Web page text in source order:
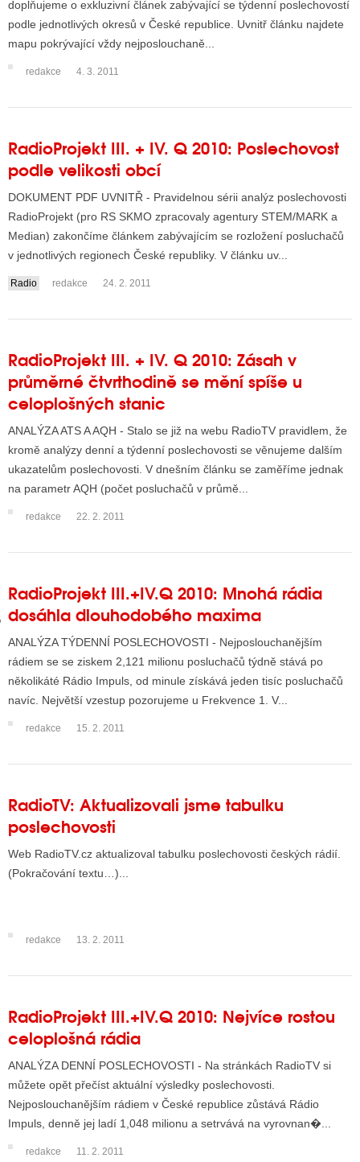
TELEVIZE
INTERNET
STRÁNKY RÁDIÍ
STÁT BLOGEREM
STARŠÍCH DISKUZÍ
doplňujeme o exkluzivní článek zabývající se týdenní poslechovostí
podle jednotlivých okresů v České republice. Uvnitř článku najdete
mapu pokrývající vždy nejposlouchaně...
redakce 4. 3. 2011
RadioProjekt III. + IV. Q 2010: Poslechovost
podle velikosti obcí
DOKUMENT PDF UVNITŘ - Pravidelnou sérii analýz poslechovosti
RadioProjekt (pro RS SKMO zpracovaly agentury STEM/MARK a
Median) zakončíme článkem zabývajícím se rozložení posluchačů
v jednotlivých regionech České republiky. V článku uv...
Radio redakce 24. 2. 2011
RadioProjekt III. + IV. Q 2010: Zásah v
průměrné čtvrthodině se mění spíše u
celoplošných stanic
ANALÝZA ATS A AQH - Stalo se již na webu RadioTV pravidlem, že
kromě analýzy denní a týdenní poslechovosti se věnujeme dalším
ukazatelům poslechovosti. V dnešním článku se zaměříme jednak
na parametr AQH (počet posluchačů v průmě...
redakce 22. 2. 2011
RadioProjekt III.+IV.Q 2010: Mnohá rádia
dosáhla dlouhodobého maxima
ANALÝZA TÝDENNÍ POSLECHOVOSTI - Nejposlouchanějším
rádiem se se ziskem 2,121 milionu posluchačů týdně stává po
několikáté Rádio Impuls, od minule získává jeden tisíc posluchačů
navíc. Největší vzestup pozorujeme u Frekvence 1. V...
redakce 15. 2. 2011
RadioTV: Aktualizovali jsme tabulku
poslechovosti
Web RadioTV.cz aktualizoval tabulku poslechovosti českých rádií.
(Pokračování textu…)...
redakce 13. 2. 2011
RadioProjekt III.+IV.Q 2010: Nejvíce rostou
celoplošná rádia
ANALÝZA DENNÍ POSLECHOVOSTI - Na stránkách RadioTV si
můžete opět přečíst aktuální výsledky poslechovosti.
Nejposlouchanějším rádiem v České republice zůstává Rádio
Impuls, denně jej ladí 1,048 milionu a setrvává na vyrovnan�...
redakce 11. 2. 2011